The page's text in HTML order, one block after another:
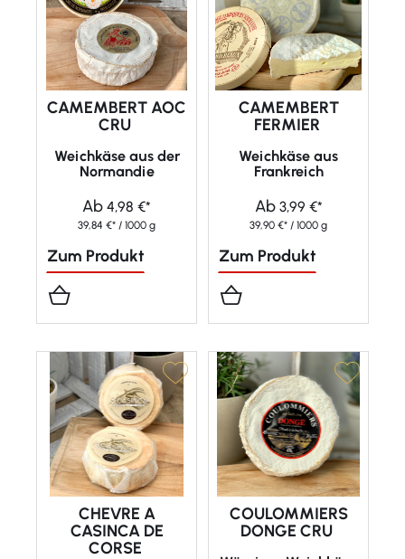
CAMEMBERT AOC
CRU
Weichkäse aus der
Normandie
Ab 4,98 €*
39,84 €* / 1000 g
Zum Produkt
CAMEMBERT
FERMIER
Weichkäse aus
Frankreich
Ab 3,99 €*
39,90 €* / 1000 g
Zum Produkt
CHEVRE A
CASINCA DE
CORSE
COULOMMIERS
DONGE CRU